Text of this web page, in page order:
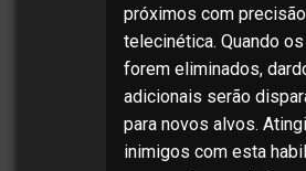
próximos com precisão
telecinética. Quando
forem eliminados,
adicionais serão
para novos alvos.
inimigos com esta